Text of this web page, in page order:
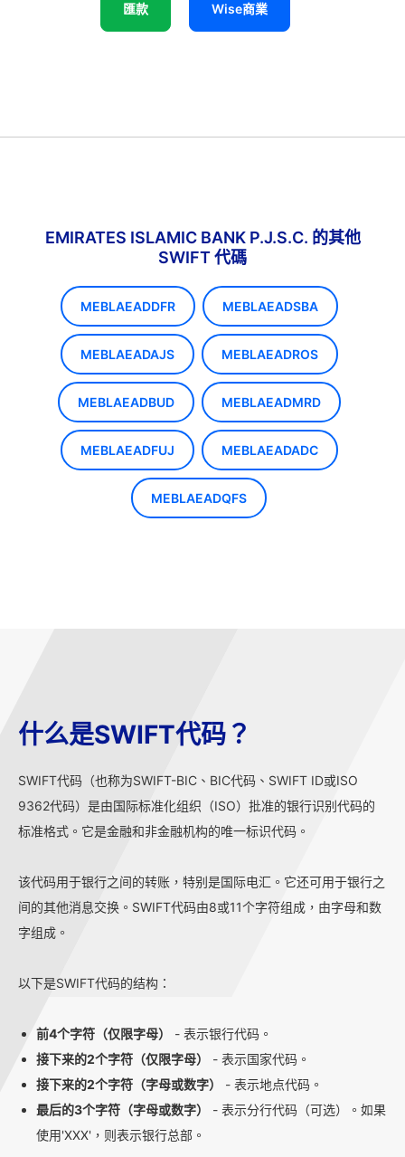
匯款 Wise商業
EMIRATES ISLAMIC BANK P.J.S.C. 的其他
SWIFT 代碼
MEBLAEADDFR MEBLAEADSBA
MEBLAEADAJS MEBLAEADROS
MEBLAEADBUD MEBLAEADMRD
MEBLAEADFUJ MEBLAEADADC
MEBLAEADQFS
什么是SWIFT代码？
SWIFT代码（也称为SWIFT-BIC、BIC代码、SWIFT ID或ISO
9362代码）是由国际标准化组织（ISO）批准的银行识别代码的
标准格式。它是金融和非金融机构的唯一标识代码。
该代码用于银行之间的转账，特别是国际电汇。它还可用于银行之
间的其他消息交换。SWIFT代码由8或11个字符组成，由字母和数
字组成。
以下是SWIFT代码的结构：
前4个字符（仅限字母）
- 表示银行代码。
接下来的2个字符（仅限字母）
- 表示国家代码。
接下来的2个字符（字母或数字）
- 表示地点代码。
最后的3个字符（字母或数字）
- 表示分行代码（可选）。如果
使用'XXX'，则表示银行总部。